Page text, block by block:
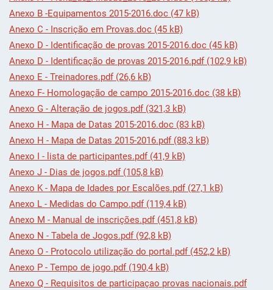
Anexo B -Equipamentos 2015-2016.doc (47 kB)
Anexo C - Inscrição em Provas.doc (45 kB)
Anexo D - Identificação de provas 2015-2016.doc (45 kB)
Anexo D - Identificação de provas 2015-2016.pdf (102,9 kB)
Anexo E - Treinadores.pdf (26,6 kB)
Anexo F- Homologação de campo 2015-2016.doc (38 kB)
Anexo G - Alteração de jogos.pdf (321,3 kB)
Anexo H - Mapa de Datas 2015-2016.doc (83 kB)
Anexo H - Mapa de Datas 2015-2016.pdf (88,3 kB)
Anexo I - lista de participantes.pdf (41,9 kB)
Anexo J - Dias de jogos.pdf (105,8 kB)
Anexo K - Mapa de Idades por Escalões.pdf (27,1 kB)
Anexo L - Medidas do Campo.pdf (119,4 kB)
Anexo M - Manual de inscrições.pdf (451,8 kB)
Anexo N - Tabela de Jogos.pdf (92,8 kB)
Anexo O - Protocolo utilização do portal.pdf (452,2 kB)
Anexo P - Tempo de jogo.pdf (190,4 kB)
Anexo Q - Requisitos de participaçao provas nacionais.pdf